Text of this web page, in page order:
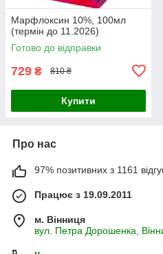
Марфлоксин 10%, 100мл
(термін до 11.2026)
Готово до відправки
729 ₴ 810 ₴
Купити
Про нас
97% позитивних з 1161
Працює з 19.09.2011
м. Вінниця
вул. Петра Дорошенка,